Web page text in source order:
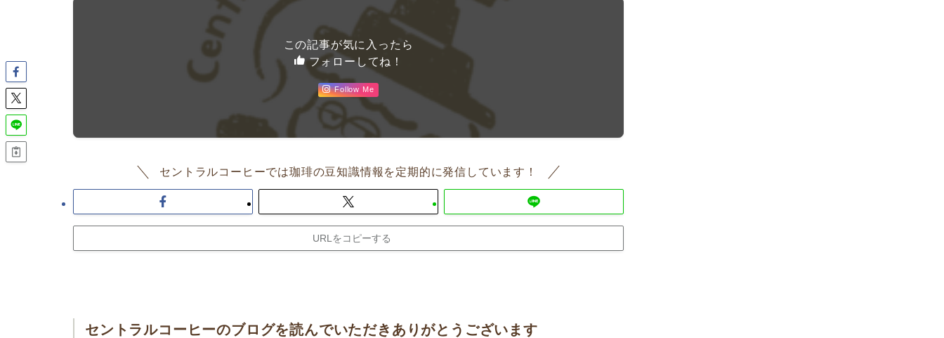
この記事が気に入ったら
フォローしてね！
Follow Me
セントラルコーヒーでは珈琲の豆知識情報を定期的に発信しています！
URLをコピーする
セントラルコーヒーのブログを読んでいただきありがとうございます